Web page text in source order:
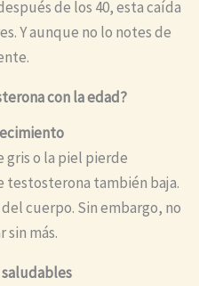
de los 40, esta caída
Y aunque no lo notes de
con la edad?
gris o la piel pierde
también baja.
cuerpo. Sin embargo, no
sin más.